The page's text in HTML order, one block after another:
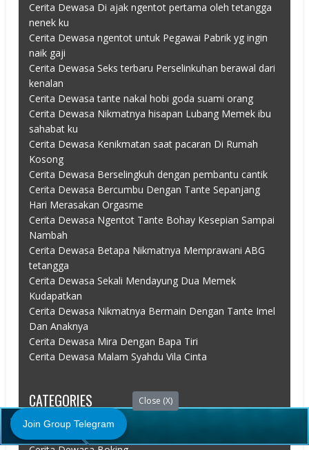
Cerita Dewasa Di ajak ngentot pertama oleh tetangga
nenek ku
Cerita Dewasa ngentot untuk Pegawai Pabrik yg ingin
naik gaji
Cerita Dewasa Seks terbaru Perselinkuhan berawal dari
kenalan
Cerita Dewasa tante nakal hobi goda suami orang
Cerita Dewasa Nikmatnya hisapan Lubang Memek ibu
sahabat ku
Cerita Dewasa Kenikmatan saat pacaran Di Rumah
Kosong
Cerita Dewasa Berselingkuh dengan pembantu cantik
Cerita Dewasa Bercumbu Dengan Tante Sepanjang
Hari Merasakan Orgasme
Cerita Dewasa Ngentot Tante Bohay Kesepian Sampai
Nambah
Cerita Dewasa Betapa Nikmatnya Memprawani ABG
tetangga
Cerita Dewasa Sekali Mendayung Dua Memek
Kudapatkan
Cerita Dewasa Nikmatnya Bermain Dengan Tante Imel
Dan Anaknya
Cerita Dewasa Mira Dengan Bapa Tiri
Cerita Dewasa Malam Syahdu Vila Cinta
CATEGORIES Close (X)
Join Group Telegram